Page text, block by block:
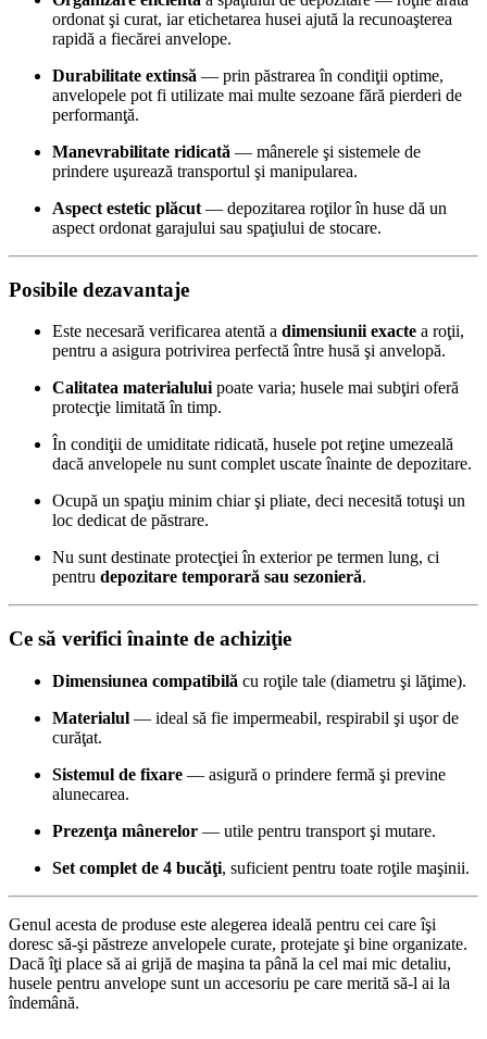
ordonat şi curat, iar etichetarea husei ajută la recunoaşterea
rapidă a fiecărei anvelope.
Durabilitate extinsă — prin păstrarea în condiţii optime,
anvelopele pot fi utilizate mai multe sezoane fără pierderi de
performanţă.
Manevrabilitate ridicată — mânerele şi sistemele de
prindere uşurează transportul şi manipularea.
Aspect estetic plăcut — depozitarea roţilor în huse dă un
aspect ordonat garajului sau spaţiului de stocare.
Posibile dezavantaje
Este necesară verificarea atentă a dimensiunii exacte a roţii,
pentru a asigura potrivirea perfectă între husă şi anvelopă.
Calitatea materialului poate varia; husele mai subţiri oferă
protecţie limitată în timp.
În condiţii de umiditate ridicată, husele pot reţine umezeală
dacă anvelopele nu sunt complet uscate înainte de depozitare.
Ocupă un spaţiu minim chiar şi pliate, deci necesită totuşi un
loc dedicat de păstrare.
Nu sunt destinate protecţiei în exterior pe termen lung, ci
pentru depozitare temporară sau sezonieră.
Ce să verifici înainte de achiziţie
Dimensiunea compatibilă cu roţile tale (diametru şi lăţime).
Materialul — ideal să fie impermeabil, respirabil şi uşor de
curăţat.
Sistemul de fixare — asigură o prindere fermă şi previne
alunecarea.
Prezenţa mânerelor — utile pentru transport şi mutare.
Set complet de 4 bucăţi, suficient pentru toate roţile maşinii.
Genul acesta de produse este alegerea ideală pentru cei care îşi
doresc să-şi păstreze anvelopele curate, protejate şi bine organizate.
Dacă îţi place să ai grijă de maşina ta până la cel mai mic detaliu,
husele pentru anvelope sunt un accesoriu pe care merită să-l ai la
îndemână.